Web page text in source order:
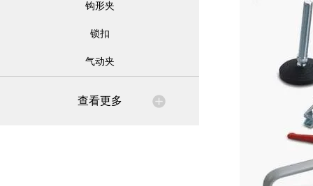
钩形夹
锁扣
气动夹
查看更多